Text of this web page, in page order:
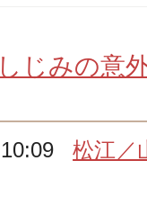
じみの意
10:09松江／